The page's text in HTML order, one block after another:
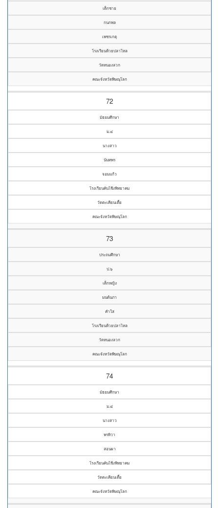
เด็กชาย
กนกพล
เพชรเกตุ
โรงเรียนห้วยปลาไหล
วัดหนองลวก
คณะจังหวัดพิษณุโลก
72
มัธยมศึกษา
ม.๔
นางสาว
นันทพร
จอมแก้ว
โรงเรียนคันโช้งพิทยาคม
วัดตะเคียนเตี้ย
คณะจังหวัดพิษณุโลก
73
ประถมศึกษา
ป.๖
เด็กหญิง
มนต์นภา
คำใส
โรงเรียนห้วยปลาไหล
วัดหนองลวก
คณะจังหวัดพิษณุโลก
74
มัธยมศึกษา
ม.๔
นางสาว
พรทิวา
สอนผา
โรงเรียนคันโช้งพิทยาคม
วัดตะเคียนเตี้ย
คณะจังหวัดพิษณุโลก